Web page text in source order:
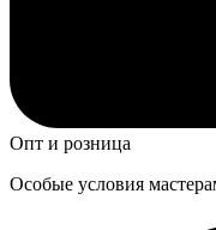
Опт и розница
Особые условия